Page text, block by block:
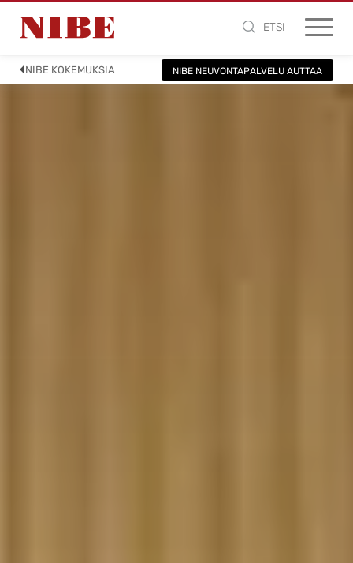
ETSI
NIBE KOKEMUKSIA NIBE NEUVONTAPALVELU AUTTAA